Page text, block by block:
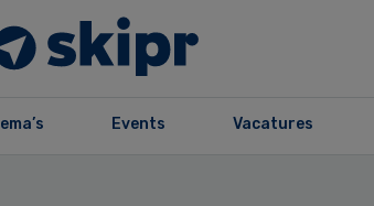
Events Vacatures